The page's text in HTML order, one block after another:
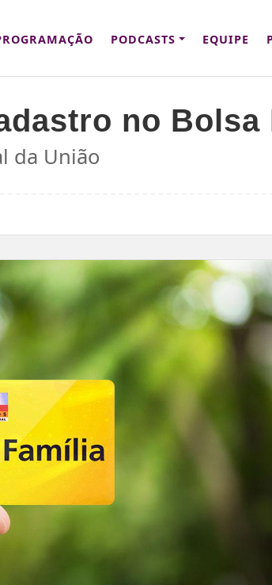
PODCASTS EQUIPE
no Bolsa
da União